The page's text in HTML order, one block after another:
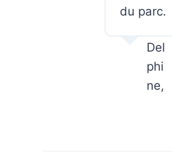
du parc.
Del
phi
ne,